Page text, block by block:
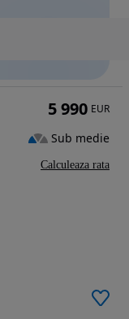
5 990 EUR
Sub medie
Calculeaza rata